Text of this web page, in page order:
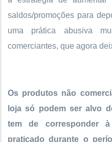
saldos/promoções para
uma prática abusiva
comerciantes, que agora
Os produtos não
loja só podem ser alvo
tem de corresponder
praticado durante o